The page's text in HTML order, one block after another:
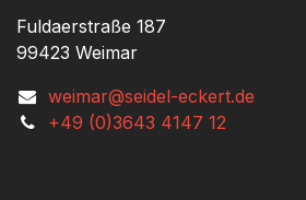
Fuldaerstraße 187
99423 Weimar
weimar@seidel-eckert.de
+49 (0)3643 4147 12